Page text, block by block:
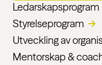
Ledarskapsprogram
Styrelseprogram
Utveckling av
Mentorskap &